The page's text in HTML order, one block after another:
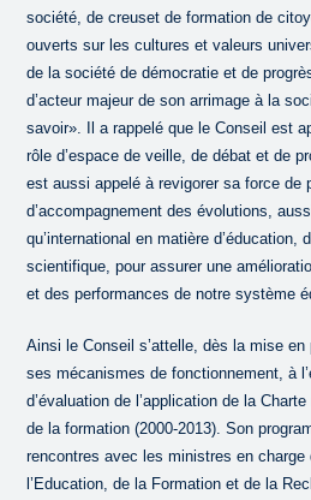
société, de creuset de formation de
ouverts sur les cultures et valeurs
de la société de démocratie et de
d’acteur majeur de son arrimage à la
savoir». Il a rappelé que le Conseil est
rôle d’espace de veille, de débat et de
est aussi appelé à revigorer sa force de
d’accompagnement des évolutions,
qu’international en matière d’éducation,
scientifique, pour assurer une
et des performances de notre système
Ainsi le Conseil s’attelle, dès la mise
ses mécanismes de fonctionnement, à
d’évaluation de l’application de la
de la formation (2000-2013). Son
rencontres avec les ministres en charge
l’Education, de la Formation et de la